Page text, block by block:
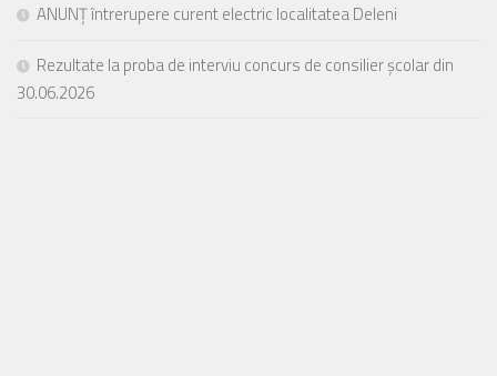
ANUNȚ întrerupere curent electric localitatea Deleni
Rezultate la proba de interviu concurs de consilier școlar din
30.06.2026